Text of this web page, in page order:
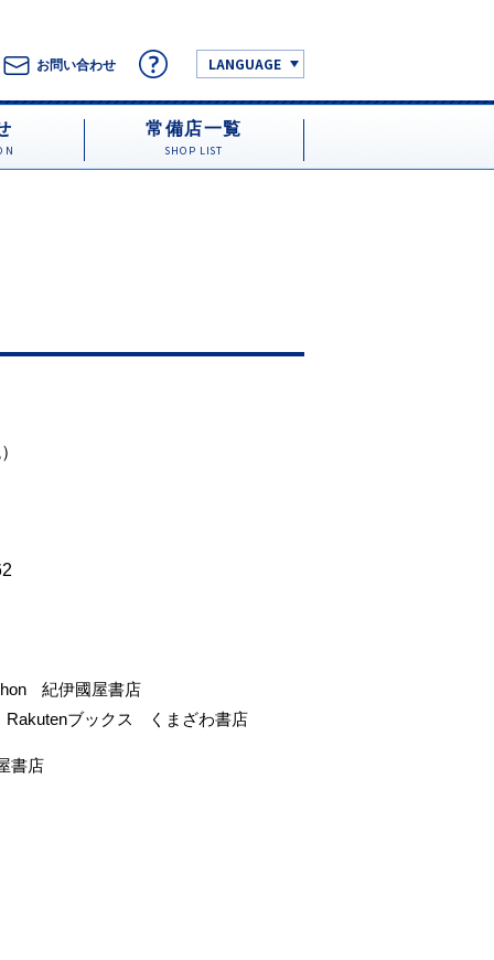
お問い合わせ LANGUAGE
常備店一覧
SHOP LIST
紀伊國屋書店
Rakutenブックス
くまざわ書店
書店